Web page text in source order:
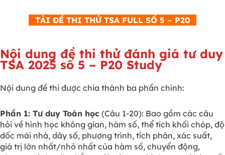
TẢI ĐỀ THI THỬ TSA FULL SỐ 5 – P20
Nội dung đề thi thử đánh giá tư duy
TSA 2025 số 5 – P20 Study
Nội dung đề thi được chia thành ba phần chính:
Phần 1: Tư duy Toán học (Câu 1-20): Bao gồm các câu
hỏi về hình học không gian, hàm số, thể tích khối chóp, độ
dốc mái nhà, dãy số, phương trình, tích phân, xác suất,
giá trị lớn nhất/nhỏ nhất của hàm số, chuyển động,